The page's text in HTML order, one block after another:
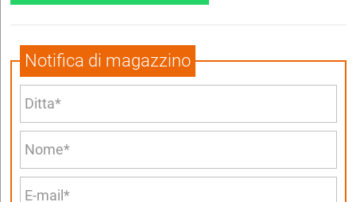
Notifica di magazzino